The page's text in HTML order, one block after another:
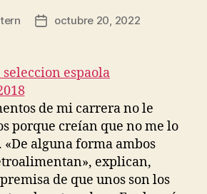
Fecha
entrada
octubre 20, 2022
de mi carrera no le
porque creían que no me lo
alguna forma ambos
explican,
de que unos son los